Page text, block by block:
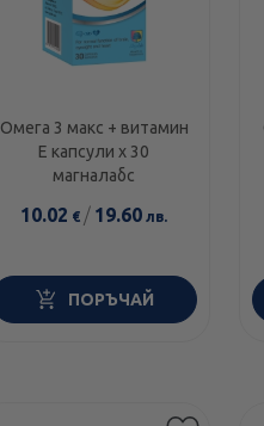
Омега 3 макс + витамин
Е капсули х 30
магналабс
10.02 € / 19.60 лв.
ПОРЪЧАЙ